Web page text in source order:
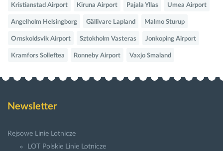
Kristianstad Airport Kiruna Airport Pajala Yllas Umea Airport
Angelholm Helsingborg Gällivare Lapland Malmo Sturup
Ornskoldsvik Airport Sztokholm Vasteras Jonkoping Airport
Kramfors Solleftea Ronneby Airport Vaxjo Smaland
Newsletter
Rejsowe Linie Lotnicze
LOT Polskie Linie Lotnicze